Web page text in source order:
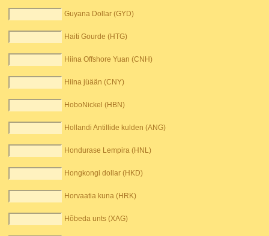
Guyana Dollar (GYD)
Haiti Gourde (HTG)
Hiina Offshore Yuan (CNH)
Hiina jüään (CNY)
HoboNickel (HBN)
Hollandi Antillide kulden (ANG)
Hondurase Lempira (HNL)
Hongkongi dollar (HKD)
Horvaatia kuna (HRK)
Hõbeda unts (XAG)